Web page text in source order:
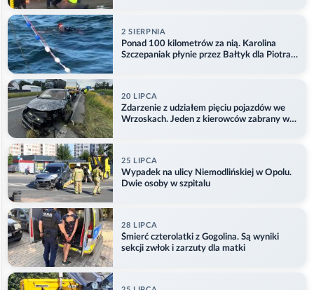
2 SIERPNIA
Ponad 100 kilometrów za nią. Karolina
Szczepaniak płynie przez Bałtyk dla Piotra.
20 LIPCA
Zdarzenie z udziałem pięciu pojazdów we
Wrzoskach. Jeden z kierowców zabrany w
25 LIPCA
Wypadek na ulicy Niemodlińskiej w Opolu.
Dwie osoby w szpitalu
28 LIPCA
Śmierć czterolatki z Gogolina. Są wyniki
sekcji zwłok i zarzuty dla matki